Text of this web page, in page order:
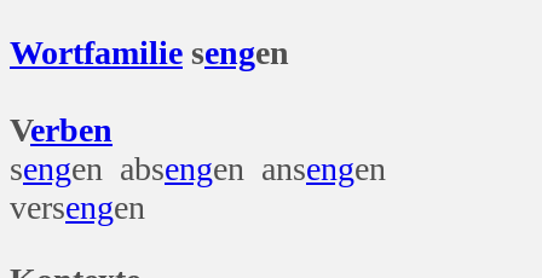
Wortfamilie sengen
Verben
sengen absengen ansengen
versengen